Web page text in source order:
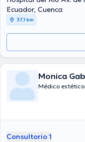
Ecuador, Cuenca
37,1 km
Monica
Médico estético
Consultorio 1